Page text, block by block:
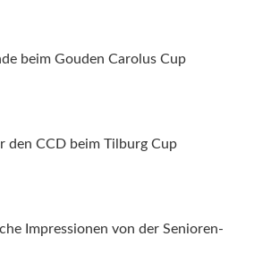
beim Gouden Carolus Cup
den CCD beim Tilburg Cup
Impressionen von der Senioren-